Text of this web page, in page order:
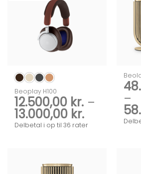
Beoplay H100
12.500,00 kr. –
13.000,00 kr.
12.500,00
Delbetal i op til 36 rater
–